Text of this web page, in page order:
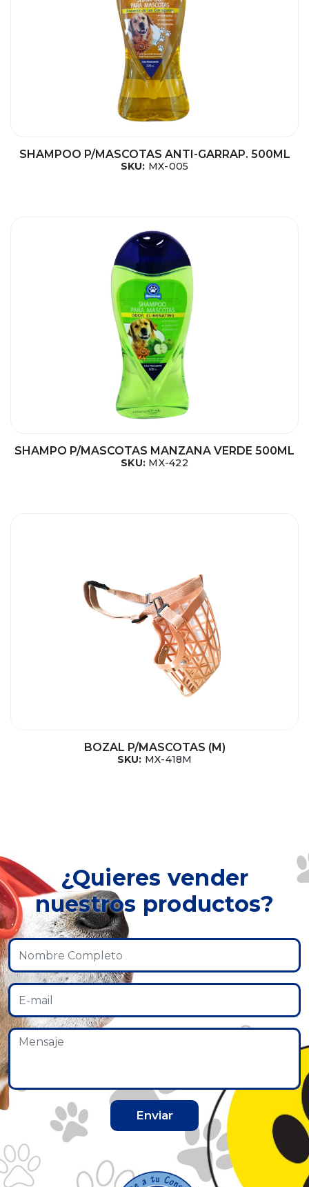
SHAMPOO P/MASCOTAS ANTI-GARRAP. 500ML
SKU: MX-005
SHAMPO P/MASCOTAS MANZANA VERDE 500ML
SKU: MX-422
BOZAL P/MASCOTAS (M)
SKU: MX-418M
¿Quieres vender
nuestros productos?
Enviar